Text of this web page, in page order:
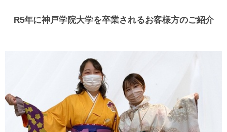
R5年に神戸学院大学を卒業されるお客様方のご紹介